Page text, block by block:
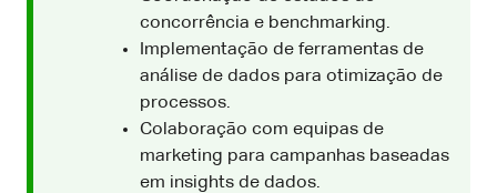
concorrência e benchmarking.
Implementação de ferramentas de
análise de dados para otimização de
processos.
Colaboração com equipas de
marketing para campanhas baseadas
em insights de dados.